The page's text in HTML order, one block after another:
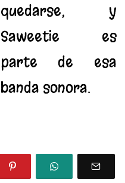
quedarse, y
Saweetie es
parte de esa
banda sonora.